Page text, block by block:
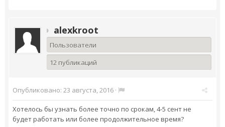
alexkroot
Пользователи
12 публикаций
Опубликовано: 23 августа, 2016 ·
Хотелось бы узнать более точно по срокам, 4-5 сент не
будет работать или более продолжительное время?